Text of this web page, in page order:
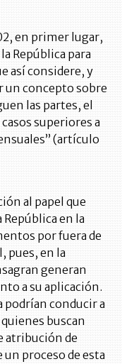
en primer lugar,
República para
así considere, y
un concepto sobre
las partes, el
superiores a
(artículo
al papel que
en la
por fuera de
pues, en la
generan
a su aplicación.
podrían conducir a
buscan
atribución de
proceso de esta